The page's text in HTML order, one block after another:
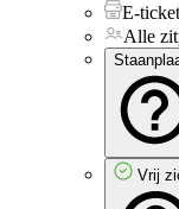
E-
Alle
Vrij